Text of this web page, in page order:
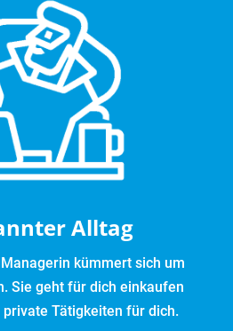
Alltag
kümmert sich um
Sie geht für dich einkaufen
Tätigkeiten für dich.